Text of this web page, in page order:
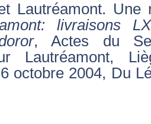
Lautréamont. Une
livraisons
, Actes du
Lautréamont,
octobre 2004, Du